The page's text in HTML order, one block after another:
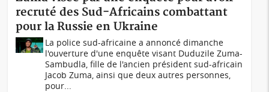
recruté des Sud-Africains combattant
pour la Russie en Ukraine
La police sud-africaine a annoncé dimanche
l'ouverture d'une enquête visant Duduzile Zuma-
Sambudla, fille de l'ancien président sud-africain
Jacob Zuma, ainsi que deux autres personnes,
pour...